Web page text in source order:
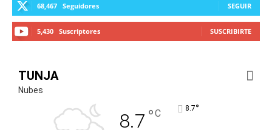
68,467 Seguidores SEGUIR
5,430 Suscriptores SUSCRIBIRTE
TUNJA
Nubes
8.7 °C 8.7°